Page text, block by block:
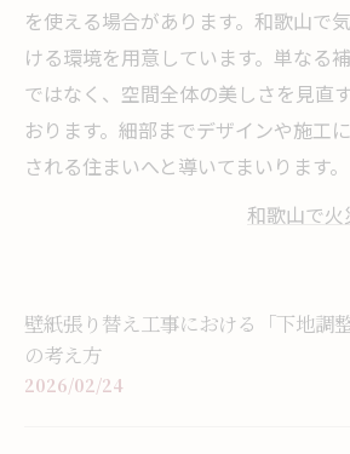
を使える場合があります。和歌山で
ける環境を用意しています。単なる
ではなく、空間全体の美しさを見直
おります。細部までデザインや施工
される住まいへと導いてまいります。
和歌山で
壁紙張り替え工事における「下地調整
の考え方
2026/02/24